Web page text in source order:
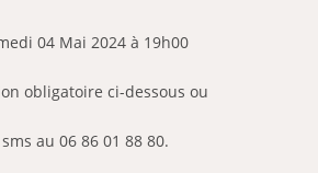
04 Mai 2024 à 19h00
obligatoire ci-dessous ou
au 06 86 01 88 80.